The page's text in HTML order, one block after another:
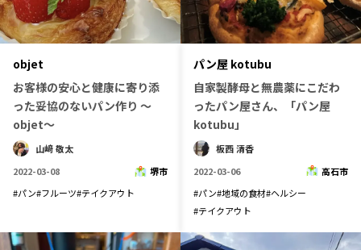
佐賀エリア
長崎エリア
熊本エリア
大分エリア
宮崎エリア
鹿児島エリア
沖縄エリア
カテゴリから探す
特集コンテンツ
地域を代表する 企業100選
行政連携記事
MILCプロジェクト
選出企業特別対談
objet
お客様の安心と健康に寄り添
った妥協のないパン作り ～
objet～
山﨑 敬太
2022-03-08
堺市
#パン#フルーツ#テイクアウト
パン屋 kotubu
自家製酵母と無農薬にこだわ
ったパン屋さん、「パン屋
kotubu」
板西 清香
2022-03-06
高石市
#パン#地域の食材#ヘルシー
#テイクアウト